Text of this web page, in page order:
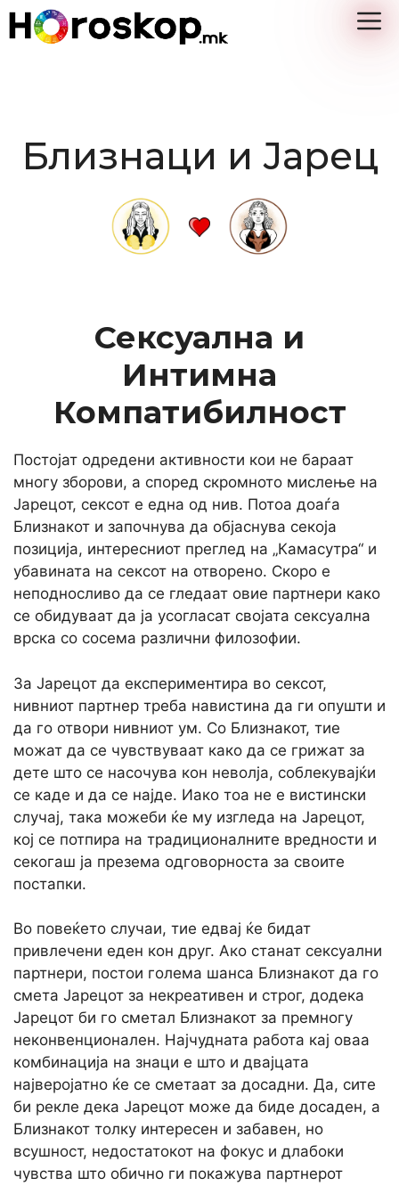
Skip
Близнаци и Јарец
Сексуална и
Интимна
Компатибилност
Постојат одредени активности кои не бараат
многу зборови, а според скромното мислење на
Јарецот, сексот е една од нив. Потоа доаѓа
Близнакот и започнува да објаснува секоја
позиција, интересниот преглед на „Камасутра“ и
убавината на сексот на отворено. Скоро е
неподносливо да се гледаат овие партнери како
се обидуваат да ја усогласат својата сексуална
врска со сосема различни филозофии.
За Јарецот да експериментира во сексот,
нивниот партнер треба навистина да ги опушти и
да го отвори нивниот ум. Со Близнакот, тие
можат да се чувствуваат како да се грижат за
дете што се насочува кон неволја, соблекувајќи
се каде и да се најде. Иако тоа не е вистински
случај, така можеби ќе му изгледа на Јарецот,
кој се потпира на традиционалните вредности и
секогаш ја презема одговорноста за своите
постапки.
Во повеќето случаи, тие едвај ќе бидат
привлечени еден кон друг. Ако станат сексуални
партнери, постои голема шанса Близнакот да го
смета Јарецот за некреативен и строг, додека
Јарецот би го сметал Близнакот за премногу
неконвенционален. Најчудната работа кај оваа
комбинација на знаци е што и двајцата
најверојатно ќе се сметаат за досадни. Да, сите
би рекле дека Јарецот може да биде досаден, а
Близнакот толку интересен и забавен, но
всушност, недостатокот на фокус и длабоки
чувства што обично ги покажува партнерот